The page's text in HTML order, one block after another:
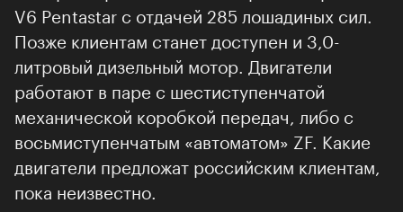
V6 Pentastar с отдачей 285 лошадиных сил.
Позже клиентам станет доступен и 3,0-
литровый дизельный мотор. Двигатели
работают в паре с шестиступенчатой
механической коробкой передач, либо с
восьмиступенчатым «автоматом» ZF. Какие
двигатели предложат российским клиентам,
пока неизвестно.